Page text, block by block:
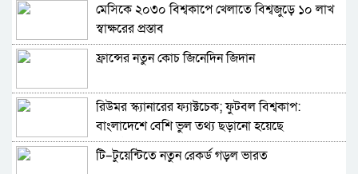
মেসিকে ২০৩০ বিশ্বকাপে খেলাতে বিশ্বজুড়ে ১০ লাখ
স্বাক্ষরের প্রস্তাব
ফ্রান্সের নতুন কোচ জিনেদিন জিদান
রিউমর স্ক্যানারের ফ্যাক্টচেক; ফুটবল বিশ্বকাপ:
বাংলাদেশে বেশি ভুল তথ্য ছড়ানো হয়েছে
আর্জেন্টিনাকে ঘিরে
টি–টুয়েন্টিতে নতুন রেকর্ড গড়ল ভারত